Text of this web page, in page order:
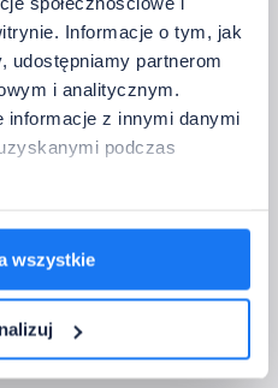
Informacje o tym, jak
udostępniamy partnerom
i analitycznym.
informacje z innymi danymi
podczas
wszystkie
Konfiguration, bestätigen die
Angebot oder Fragen zurück
Sp. z o.o. Die Daten werden zur
verarbeitet (Art. 6 Abs. 1 lit. b
finden Sie in der DSGVO-Politik und